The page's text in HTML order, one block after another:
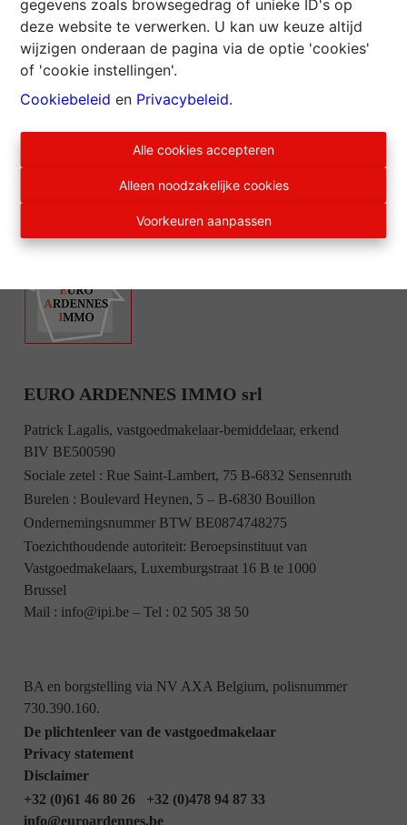
gegevens zoals browsegedrag of unieke ID's op
deze website te verwerken. U kan uw keuze altijd
wijzigen onderaan de pagina via de optie 'cookies'
of 'cookie instellingen'.
Cookiebeleid en Privacybeleid.
Alle cookies accepteren
Alleen noodzakelijke cookies
Voorkeuren aanpassen
Uw immo-kantoor Waals-Brabant - Brussel:0478/
78.72.72 -info@goimmobilier.be
Uw Immo-kantoor Namen - Henegouwen:
20.19.19-namur@goimmobilier.be
Houd jezelf niet voor de gek!
EURO ARDENNES IMMO srl
Patrick Lagalis, vastgoedmakelaar-bemiddelaar, erkend
BIV BE500590
Sociale zetel : Rue Saint-Lambert, 75 B-6832 Sensenruth
Burelen : Boulevard Heynen, 5 – B-6830 Bouillon
Ondernemingsnummer BTW BE0874748275
Toezichthoudende autoriteit: Beroepsinstituut van
Vastgoedmakelaars, Luxemburgstraat 16 B te 1000
Brussel
Mail : info@ipi.be – Tel : 02 505 38 50
BA en borgstelling via NV AXA Belgium, polisnummer
730.390.160.
De plichtenleer van de vastgoedmakelaar
Privacy statement
Disclaimer
+32 (0)61 46 80 26
+32 (0)478 94 87 33
info@euroardennes.be